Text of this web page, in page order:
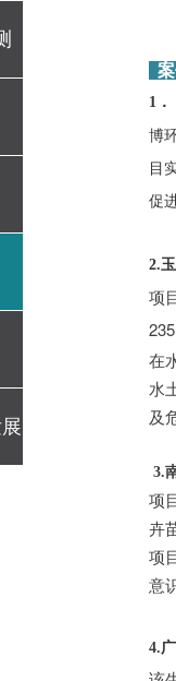
1．
博
目
促
2.
项
在
水
及
3.
项
卉
项
意
4.